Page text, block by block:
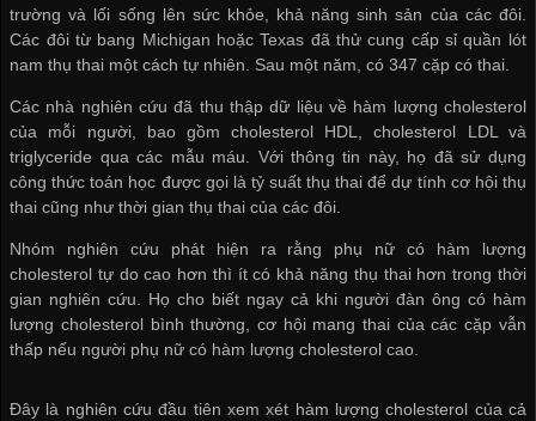
trường và lối sống lên sức khỏe, khả năng sinh sản của các đôi.
Các đôi từ bang Michigan hoặc Texas đã thửcung cấp sỉ quần lót
nam thụ thai một cách tự nhiên. Sau một năm, có 347 cặp có thai.
Các nhà nghiên cứu đã thu thập dữ liệu về hàm lượng cholesterol
của mỗi người, bao gồm cholesterol HDL, cholesterol LDL và
triglyceride qua các mẫu máu. Với thông tin này, họ đã sử dụng
công thức toán học được gọi là tỷ suất thụ thai để dự tính cơ hội thụ
thai cũng như thời gian thụ thai của các đôi.
Nhóm nghiên cứu phát hiện ra rằng phụ nữ có hàm lượng
cholesterol tự do cao hơn thì ít có khả năng thụ thai hơn trong thời
gian nghiên cứu. Họ cho biết ngay cả khi người đàn ông có hàm
lượng cholesterol bình thường, cơ hội mang thai của các cặp vẫn
thấp nếu người phụ nữ có hàm lượng cholesterol cao.
Đây là nghiên cứu đầu tiên xem xét hàm lượng cholesterol của cả